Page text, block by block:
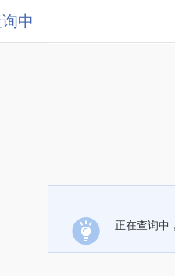
中
正在查询中